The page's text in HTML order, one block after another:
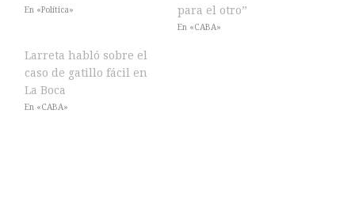
En «Política»
para el otro”
En «CABA»
Larreta habló sobre el
caso de gatillo fácil en
La Boca
En «CABA»